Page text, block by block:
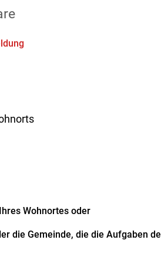
Wohnortes oder
die Gemeinde, die die Aufgaben